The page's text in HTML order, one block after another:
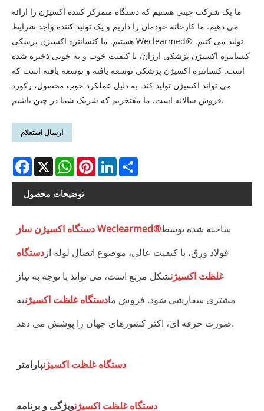
ما یک شرکت چینی هستیم که دستگاه متمرکز کننده اکسیژن را ارائه
می دهیم. ما کارخانه خودمان را داریم و یک تولید کننده واجد شرایط
هستیم. ما کنسانتره اکسیژن پزشکی Weclearmed® تولید می کنیم.
کنسانتره اکسیژن پزشکی ارزان، با کیفیت خوب و به خوبی ذخیره شده
است. کنسانتره اکسیژن پزشکی توسعه یافته و توسعه یافته است که
می تواند اکسیژن تولید کند. به دلیل عملکرد خوب محصول، رکورد
فروش سالانه است. ما مفتخریم که شریک شما در چین باشیم.
ارسال استعلام
Facebook
X WhatsAppPinterestLinkedIn
توضیحات محصول
دستگاه اکسیژن ساز Weclearmed®ساخته شده توسط
فولاد ورق، با کیفیت عالی، موضوع اتصال لوله از دستگاه
غلظت اکسیژنشکل مربع است، می تواند با توجه به نیاز
مشتری سفارشی شود. فروش مادستگاه غلظت اکسیژنبه
صورت حرفه ای، اکثر کشورهای جهان را پوشش می دهد.
دستگاه غلظت اکسیژنپارامتر
دستگاه غلظت اکسیژنویژگی و برنامه